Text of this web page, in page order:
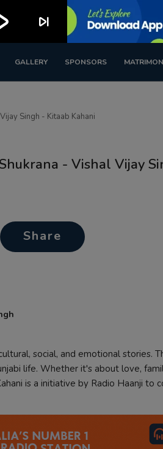
GALLERY SPONSORS
Singh - Kitaab Kahani
- Vishal Vijay
Share
social, and emotional stories.
life. Whether it's about love,
is a initiative by Radio Haanji to
skip_next